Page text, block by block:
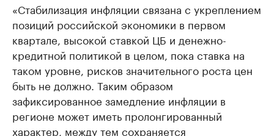
«Стабилизация инфляции связана с укреплением
позиций российской экономики в первом
квартале, высокой ставкой ЦБ и денежно-
кредитной политикой в целом, пока ставка на
таком уровне, рисков значительного роста цен
быть не должно. Таким образом
зафиксированное замедление инфляции в
регионе может иметь пролонгированный
характер, между тем сохраняется